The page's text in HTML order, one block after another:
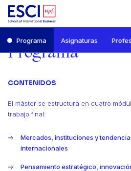
Máster en International Management
Programa
Programa Asignaturas
Programa
CONTENIDOS
El máster se estructura en cuatro
trabajo final:
Mercados, instituciones y
internacionales
Pensamiento estratégico,